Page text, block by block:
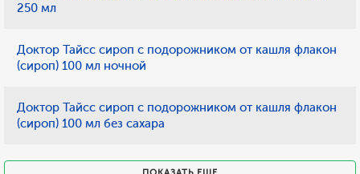
250 мл
Доктор Тайсс сироп с подорожником от кашля флакон
(сироп) 100 мл ночной
Доктор Тайсс сироп с подорожником от кашля флакон
(сироп) 100 мл без сахара